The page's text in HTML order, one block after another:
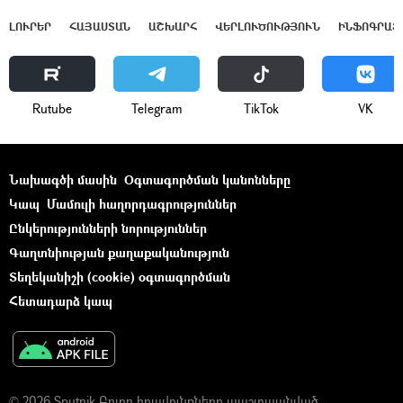
ԼՈՒՐԵՐ ՀԱՅԱՍՏԱՆ ԱՇԽԱՐՀ ՎԵՐԼՈՒԾՈՒԹՅՈՒՆ
Rutube Telegram ТikТоk VK
Նախագծի մասին Օգտագործման կանոնները
Կապ Մամուլի հաղորդագրություններ
Ընկերությունների նորություններ
Գաղտնիության քաղաքականություն
Տեղեկանիշի (cookie) օգտագործման
Հետադարձ կապ